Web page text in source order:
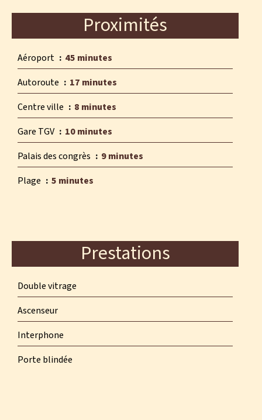
Proximités
Aéroport
45 minutes
Autoroute
17 minutes
Centre ville
8 minutes
Gare TGV
10 minutes
Palais des congrès
9 minutes
Plage
5 minutes
Prestations
Double vitrage
Ascenseur
Interphone
Porte blindée